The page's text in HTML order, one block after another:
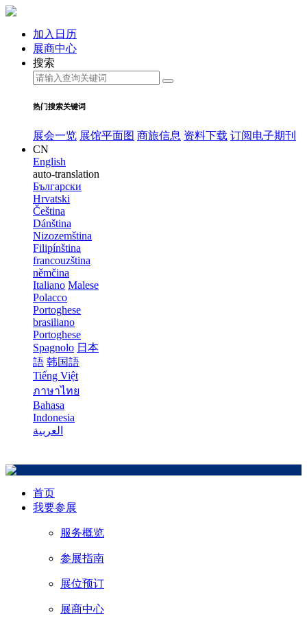
加入日历
展商中心
搜索
热门搜索关键词
展会一览 展馆平面图 商旅信息 资料下载 订阅电子期刊
CN
English
auto-translation
Български
Hrvatski
Čeština
Dánština
Nizozemština
Filipínština
francouzština
němčina
Italiano Malese
Polacco
Portoghese
brasiliano
Portoghese
Spagnolo 日本
語 韩国語
Tiếng Việt
ภาษาไทย
Bahasa
Indonesia
العربية
首页
我要参展
服务概览
参展指南
展位预订
展商中心